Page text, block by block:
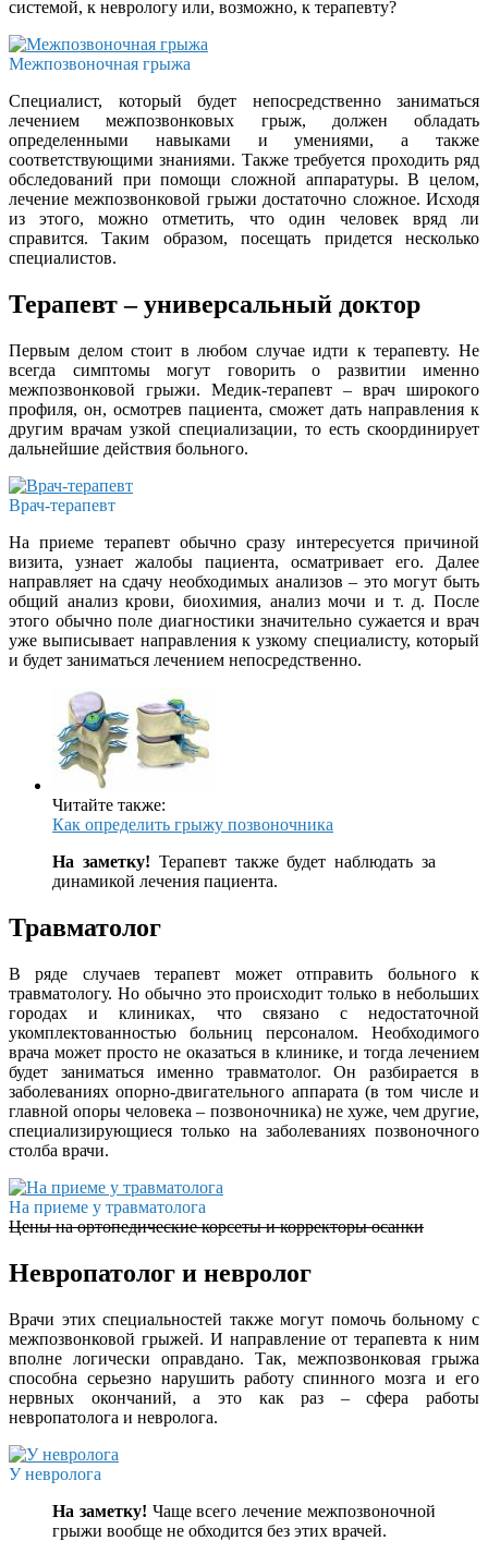
системой, к неврологу или, возможно, к терапевту?
Межпозвоночная грыжа
Специалист, который будет непосредственно заниматься
лечением межпозвонковых грыж, должен обладать
определенными навыками и умениями, а также
соответствующими знаниями. Также требуется проходить ряд
обследований при помощи сложной аппаратуры. В целом,
лечение межпозвонковой грыжи достаточно сложное. Исходя
из этого, можно отметить, что один человек вряд ли
справится. Таким образом, посещать придется несколько
специалистов.
Терапевт – универсальный доктор
Первым делом стоит в любом случае идти к терапевту. Не
всегда симптомы могут говорить о развитии именно
межпозвонковой грыжи. Медик-терапевт – врач широкого
профиля, он, осмотрев пациента, сможет дать направления к
другим врачам узкой специализации, то есть скоординирует
дальнейшие действия больного.
Врач-терапевт
На приеме терапевт обычно сразу интересуется причиной
визита, узнает жалобы пациента, осматривает его. Далее
направляет на сдачу необходимых анализов – это могут быть
общий анализ крови, биохимия, анализ мочи и т. д. После
этого обычно поле диагностики значительно сужается и врач
уже выписывает направления к узкому специалисту, который
и будет заниматься лечением непосредственно.
Читайте также:
Как определить грыжу позвоночника
На заметку! Терапевт также будет наблюдать за
динамикой лечения пациента.
Травматолог
В ряде случаев терапевт может отправить больного к
травматологу. Но обычно это происходит только в небольших
городах и клиниках, что связано с недостаточной
укомплектованностью больниц персоналом. Необходимого
врача может просто не оказаться в клинике, и тогда лечением
будет заниматься именно травматолог. Он разбирается в
заболеваниях опорно-двигательного аппарата (в том числе и
главной опоры человека – позвоночника) не хуже, чем другие,
специализирующиеся только на заболеваниях позвоночного
столба врачи.
На приеме у травматолога
Цены на ортопедические корсеты и корректоры осанки
Невропатолог и невролог
Врачи этих специальностей также могут помочь больному с
межпозвонковой грыжей. И направление от терапевта к ним
вполне логически оправдано. Так, межпозвонковая грыжа
способна серьезно нарушить работу спинного мозга и его
нервных окончаний, а это как раз – сфера работы
невропатолога и невролога.
У невролога
На заметку! Чаще всего лечение межпозвоночной
грыжи вообще не обходится без этих врачей.